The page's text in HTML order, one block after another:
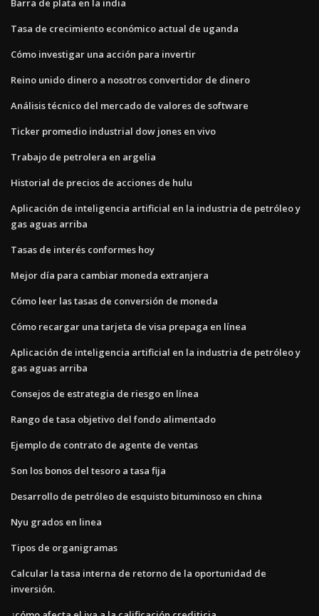
Barra de plata en la india
Tasa de crecimiento económico actual de uganda
Cómo investigar una acción para invertir
Reino unido dinero a nosotros convertidor de dinero
Análisis técnico del mercado de valores de software
Ticker promedio industrial dow jones en vivo
Trabajo de petrolera en argelia
Historial de precios de acciones de hulu
Aplicación de inteligencia artificial en la industria de petróleo y
gas aguas arriba
Tasas de interés conformes hoy
Mejor día para cambiar moneda extranjera
Cómo leer las tasas de conversión de moneda
Cómo recargar una tarjeta de visa prepaga en línea
Aplicación de inteligencia artificial en la industria de petróleo y
gas aguas arriba
Consejos de estrategia de riesgo en línea
Rango de tasa objetivo del fondo alimentado
Ejemplo de contrato de agente de ventas
Son los bonos del tesoro a tasa fija
Desarrollo de petróleo de esquisto bituminoso en china
Nyu grados en linea
Tipos de organigramas
Calcular la tasa interna de retorno de la oportunidad de
inversión.